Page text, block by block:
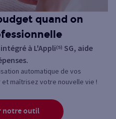
quand on
à L'Appli(5) SG, aide
automatique de vos
maîtrisez votre nouvelle vie !
notre outil